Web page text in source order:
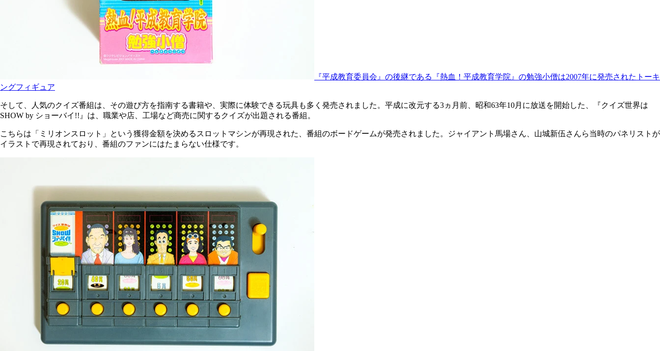
『平成教育委員会』の後継である『熱血！平成教育学院』の勉強小僧は2007年に発売されたトーキ
ングフィギュア
そして、人気のクイズ番組は、その遊び方を指南する書籍や、実際に体験できる玩具も多く発売されました。平成に改元する3ヵ月前、昭和63年10月に放送を開始した、『クイズ世界は
SHOW by ショーバイ!!』は、職業や店、工場など商売に関するクイズが出題される番組。
こちらは「ミリオンスロット」という獲得金額を決めるスロットマシンが再現された、番組のボードゲームが発売されました。ジャイアント馬場さん、山城新伍さんら当時のパネリストが
イラストで再現されており、番組のファンにはたまらない仕様です。